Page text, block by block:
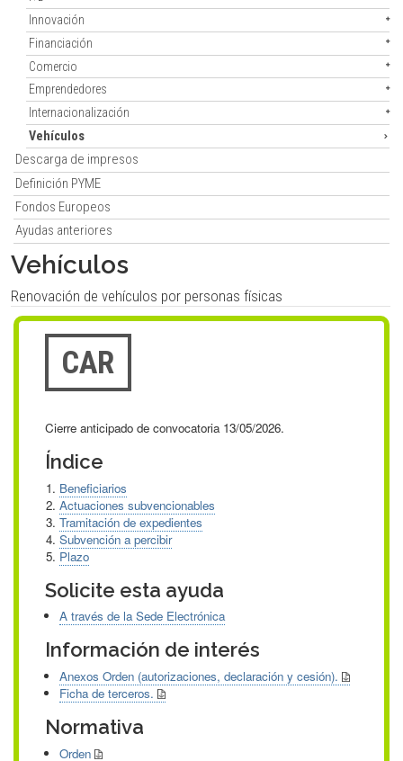
Innovación
Financiación
Comercio
Emprendedores
Internacionalización
Vehículos
Descarga de impresos
Definición PYME
Fondos Europeos
Ayudas anteriores
Vehículos
Renovación de vehículos por personas físicas
CAR
Cierre anticipado de convocatoria 13/05/2026.
Índice
Beneficiarios
Actuaciones subvencionables
Tramitación de expedientes
Subvención a percibir
Plazo
Solicite esta ayuda
A través de la Sede Electrónica
Información de interés
Anexos Orden (autorizaciones, declaración y cesión).
Ficha de terceros.
Normativa
Orden